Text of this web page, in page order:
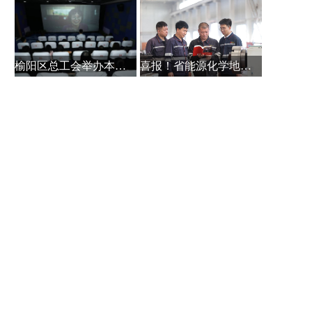
榆阳区总工会举办本土作家白保林创 喜报！省能源化学地质工会系统主题